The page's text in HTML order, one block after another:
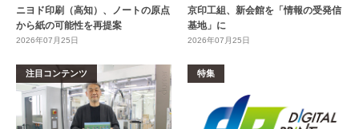
ニヨド印刷（高知）、ノートの原点
から紙の可能性を再提案
2026年07月25日
京印工組、新会館を「情報の受発信
基地」に
2026年07月25日
注目コンテンツ 特集